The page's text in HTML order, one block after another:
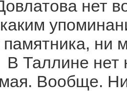
нет
ни
В Таллине нет
Вообще.